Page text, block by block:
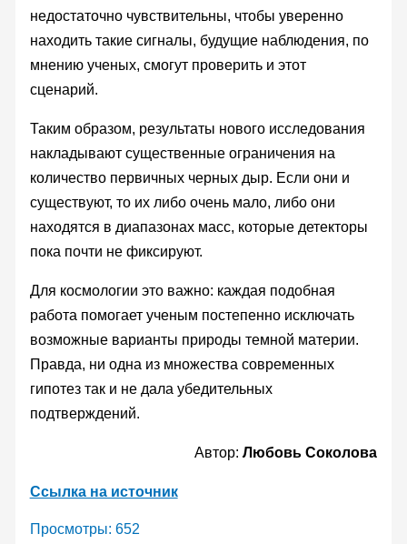
недостаточно чувствительны, чтобы уверенно
находить такие сигналы, будущие наблюдения, по
мнению ученых, смогут проверить и этот
сценарий.
Таким образом, результаты нового исследования
накладывают существенные ограничения на
количество первичных черных дыр. Если они и
существуют, то их либо очень мало, либо они
находятся в диапазонах масс, которые детекторы
пока почти не фиксируют.
Для космологии это важно: каждая подобная
работа помогает ученым постепенно исключать
возможные варианты природы темной материи.
Правда, ни одна из множества современных
гипотез так и не дала убедительных
подтверждений.
Автор:Любовь Соколова
Ссылка на источник
Просмотры: 652